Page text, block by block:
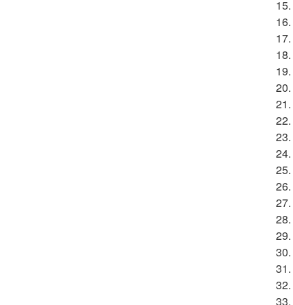
15.
16.
17.
18.
19.
20.
21.
22.
23.
24.
25.
26.
27.
28.
29.
30.
31.
32.
33.